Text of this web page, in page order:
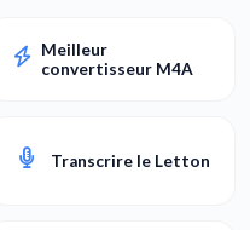
Meilleur
convertisseur M4A
Transcrire le Letton